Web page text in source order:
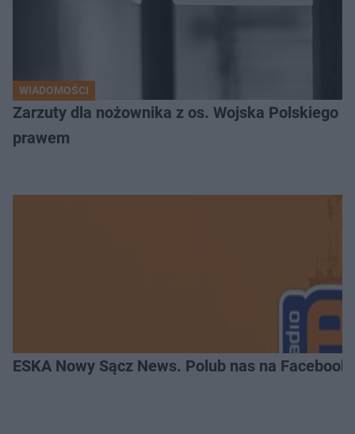
WIADOMOŚCI
Zarzuty dla nożownika z os. Wojska Polskiego
prawem
ESKA Nowy Sącz News. Polub nas na